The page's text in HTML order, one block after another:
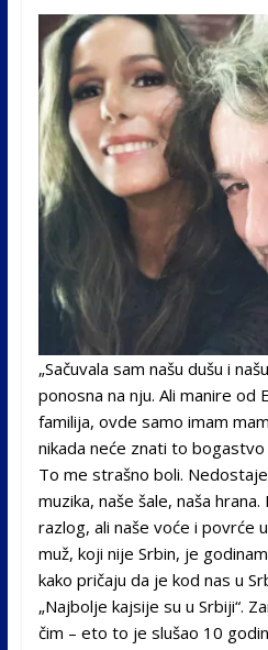
„Sačuvala sam našu dušu i
ponosna na nju. Ali manire od
familija, ovde samo imam
nikada neće znati to
To me strašno boli.
muzika, naše šale, naša
razlog, ali naše voće i povrće
muž, koji nije Srbin, je
kako pričaju da je kod nas u
„Najbolje kajsije su u Srbiji“.
čim – eto to je slušao 10